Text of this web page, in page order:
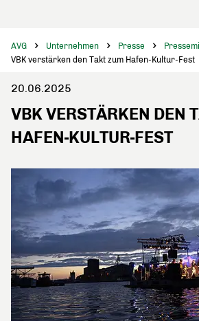
AVG Unternehmen Presse
VBK verstärken den Takt zum Hafen-Kultur-Fest
20.06.2025
VBK VERSTÄRKEN DEN
HAFEN-KULTUR-FEST